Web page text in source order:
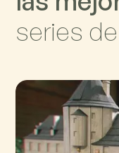
series de